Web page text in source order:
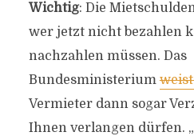
Wichtig: Die
wer jetzt nicht bezahlen
nachzahlen müssen. Das
Bundesministerium
Vermieter dann sogar
Ihnen verlangen dürfen.